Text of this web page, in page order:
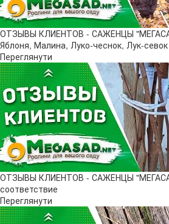
ОТЗЫВЫ КЛИЕНТОВ - САЖЕНЦЫ
Яблоня, Малина, Луко-чеснок, Лук-севок
Переглянути
ОТЗЫВЫ КЛИЕНТОВ - САЖЕНЦЫ
соответствие
Переглянути